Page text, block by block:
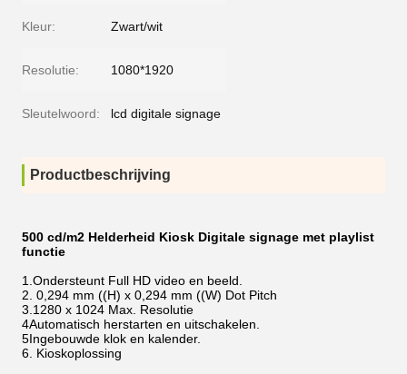
Kleur: Zwart/wit
Resolutie: 1080*1920
Sleutelwoord: lcd digitale signage
Productbeschrijving
500 cd/m2 Helderheid Kiosk Digitale signage met playlist
functie
1. Ondersteunt Full HD video en beeld.
2. 0,294 mm ((H) x 0,294 mm ((W) Dot Pitch
3. 1280 x 1024 Max. Resolutie
4Automatisch herstarten en uitschakelen.
5Ingebouwde klok en kalender.
6. Kioskoplossing